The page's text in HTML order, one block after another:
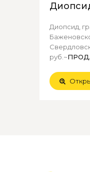
Диопсид,
руб.~